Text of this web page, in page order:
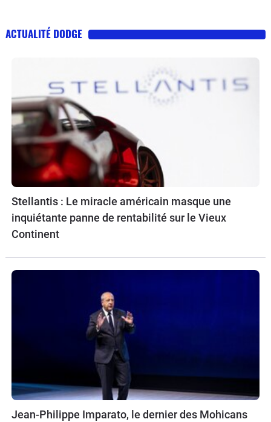
ACTUALITÉ DODGE
Stellantis : Le miracle américain masque une
inquiétante panne de rentabilité sur le Vieux
Continent
Jean-Philippe Imparato, le dernier des Mohicans